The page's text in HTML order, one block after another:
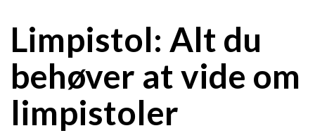
Limpistol: Alt du
behøver at vide om
limpistoler